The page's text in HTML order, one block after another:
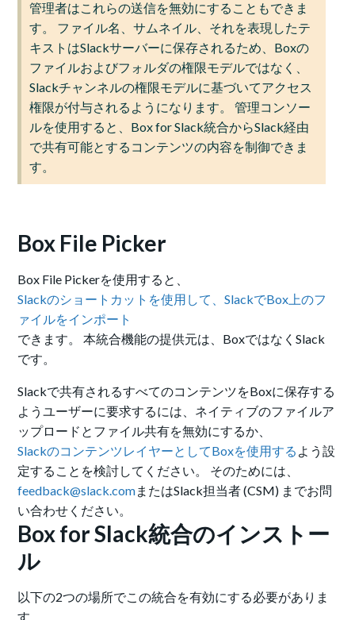
管理者はこれらの送信を無効にすることもできま
す。 ファイル名、サムネイル、それを表現したテ
キストはSlackサーバーに保存されるため、Boxの
ファイルおよびフォルダの権限モデルではなく、
Slackチャンネルの権限モデルに基づいてアクセス
権限が付与されるようになります。 管理コンソー
ルを使用すると、Box for Slack統合からSlack経由
で共有可能とするコンテンツの内容を制御できま
す。
Box File Picker
Box File Pickerを使用すると、
Slackのショートカットを使用して、SlackでBox上のフ
ァイルをインポート
できます。 本統合機能の提供元は、BoxではなくSlack
です。
Slackで共有されるすべてのコンテンツをBoxに保存する
ようユーザーに要求するには、ネイティブのファイルア
ップロードとファイル共有を無効にするか、
SlackのコンテンツレイヤーとしてBoxを使用する よう設
定することを検討してください。 そのためには、
feedback@slack.comまたはSlack担当者 (CSM) までお問
い合わせください。
Box for Slack統合のインストー
ル
以下の2つの場所でこの統合を有効にする必要がありま
す。